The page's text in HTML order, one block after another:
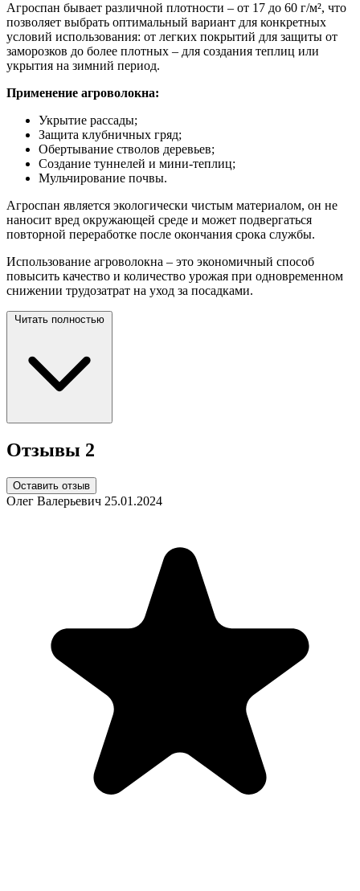
Агроспан бывает различной плотности – от 17 до 60 г/м², что
позволяет выбрать оптимальный вариант для конкретных
условий использования: от легких покрытий для защиты от
заморозков до более плотных – для создания теплиц или
укрытия на зимний период.
Применение агроволокна:
Укрытие рассады;
Защита клубничных гряд;
Обертывание стволов деревьев;
Создание туннелей и мини-теплиц;
Мульчирование почвы.
Агроспан является экологически чистым материалом, он не
наносит вред окружающей среде и может подвергаться
повторной переработке после окончания срока службы.
Использование агроволокна – это экономичный способ
повысить качество и количество урожая при одновременном
снижении трудозатрат на уход за посадками.
Читать полностью
Отзывы 2
Оставить отзыв
Олег Валерьевич 25.01.2024